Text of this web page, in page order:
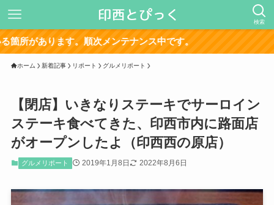
検索
サイト再構築の影
ホーム 新着記事 リポート グルメリポート
【閉店】いきなりステーキでサーロイン
ステーキ食べてきた、印西市内に路面店
がオープンしたよ（印西西の原店）
グルメリポート 2019年1月8日 2022年8月6日